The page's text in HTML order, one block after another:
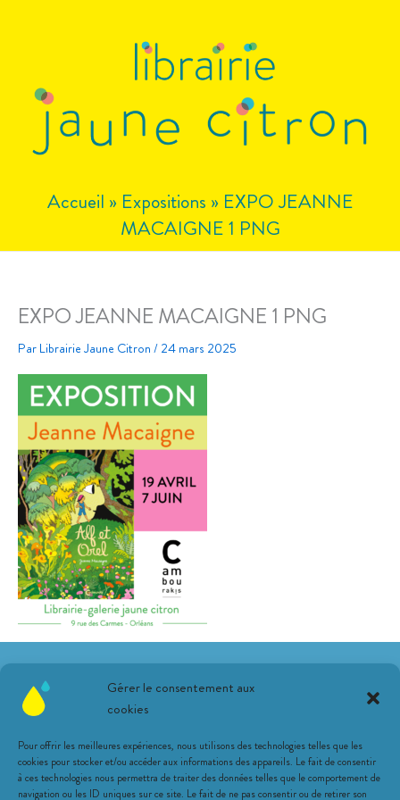
Gérer le consentement aux
cookies
Pour offrir les meilleures expériences, nous utilisons des technologies telles que les
cookies pour stocker et/ou accéder aux informations des appareils. Le fait de consentir
à ces technologies nous permettra de traiter des données telles que le comportement de
navigation ou les ID uniques sur ce site. Le fait de ne pas consentir ou de retirer son
Accueil » Expositions » EXPO JEANNE
MACAIGNE 1 PNG
EXPO JEANNE MACAIGNE 1 PNG
ParLibrairie Jaune Citron/24 mars 2025
Suivez-nous sur les réseaux !